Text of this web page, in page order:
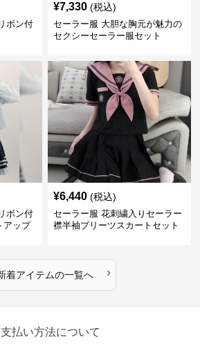
ボン付
¥7,330 (税込)
セーラー服 大胆な胸元が魅力の
セクシーセーラー服セット
ボン付
アップ
¥6,440 (税込)
セーラー服 花刺繍入りセーラー
襟半袖プリーツスカートセット
着アイテムの一覧へ ›
払い方法について